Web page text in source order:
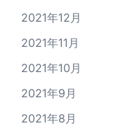
2021年12月
2021年11月
2021年10月
2021年9月
2021年8月